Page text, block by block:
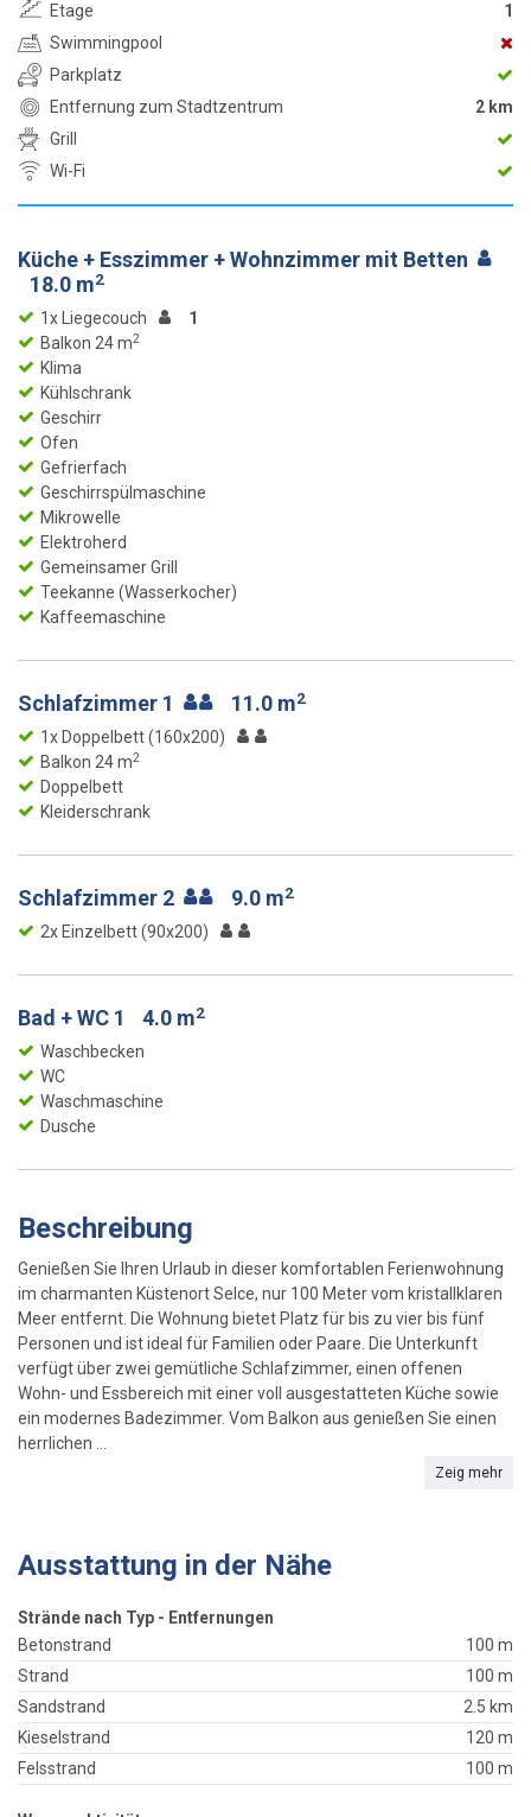
Etage
1
Swimmingpool
Parkplatz
Entfernung zum Stadtzentrum
2 km
Grill
Wi-Fi
Küche + Esszimmer + Wohnzimmer mit Betten
18.0 m2
1x Liegecouch
1
Balkon 24 m2
Klima
Kühlschrank
Geschirr
Ofen
Gefrierfach
Geschirrspülmaschine
Mikrowelle
Elektroherd
Gemeinsamer Grill
Teekanne (Wasserkocher)
Kaffeemaschine
Schlafzimmer 1 11.0 m2
1x Doppelbett (160x200)
Balkon 24 m2
Doppelbett
Kleiderschrank
Schlafzimmer 2 9.0 m2
2x Einzelbett (90x200)
Bad + WC 1 4.0 m2
Waschbecken
WC
Waschmaschine
Dusche
Beschreibung
Genießen Sie Ihren Urlaub in dieser komfortablen Ferienwohnung
im charmanten Küstenort Selce, nur 100 Meter vom kristallklaren
Meer entfernt. Die Wohnung bietet Platz für bis zu vier bis fünf
Personen und ist ideal für Familien oder Paare. Die Unterkunft
verfügt über zwei gemütliche Schlafzimmer, einen offenen
Wohn- und Essbereich mit einer voll ausgestatteten Küche sowie
ein modernes Badezimmer. Vom Balkon aus genießen Sie einen
herrlichen ...
Zeig mehr
Ausstattung in der Nähe
Strände nach Typ - Entfernungen
Betonstrand
100 m
Strand
100 m
Sandstrand
2.5 km
Kieselstrand
120 m
Felsstrand
100 m